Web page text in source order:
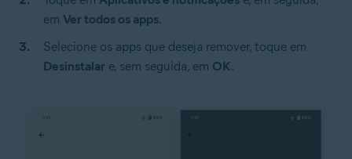
em Ver todos os apps.
Selecione os apps que deseja remover, toque em
Desinstalar e, sem seguida, em OK.